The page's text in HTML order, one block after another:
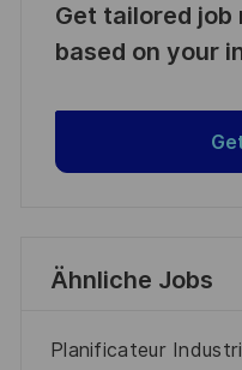
Get tailored
based on your
Ähnliche Jobs
Planificateur